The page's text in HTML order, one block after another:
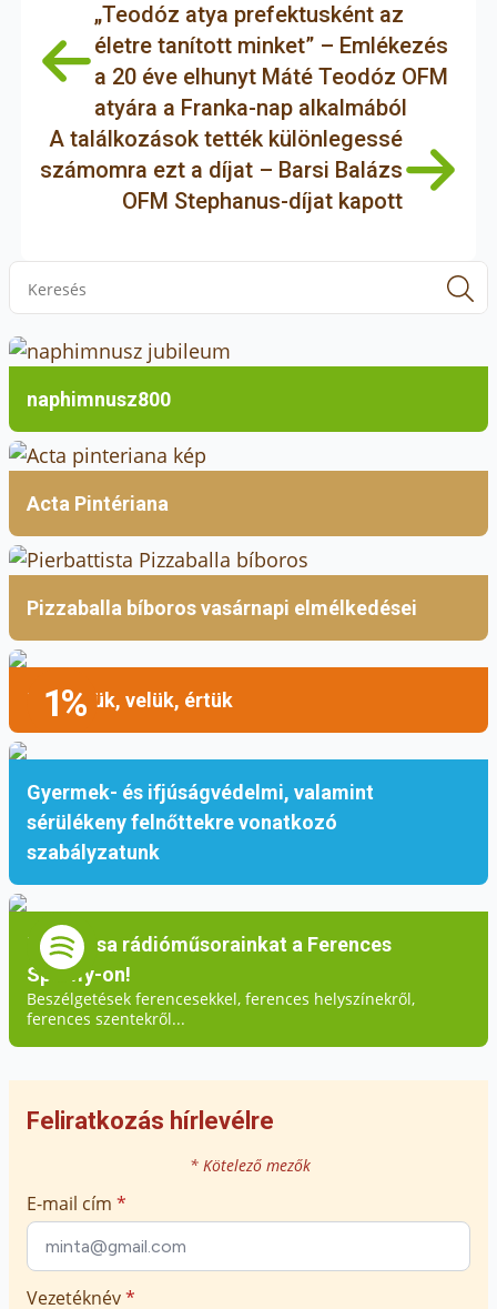
„Teodóz atya prefektusként az
életre tanított minket” – Emlékezés
a 20 éve elhunyt Máté Teodóz OFM
atyára a Franka-nap alkalmából
A találkozások tették különlegessé
számomra ezt a díjat – Barsi Balázs
OFM Stephanus-díjat kapott
naphimnusz800
Acta Pintériana
Pizzaballa bíboros vasárnapi elmélkedései
1%
Mellettük, velük, értük
Gyermek- és ifjúságvédelmi, valamint
sérülékeny felnőttekre vonatkozó
szabályzatunk
Hallgassa rádióműsorainkat a Ferences
Spotify-on!
Beszélgetések ferencesekkel, ferences helyszínekről,
ferences szentekről...
Feliratkozás hírlevélre
* Kötelező mezők
E-mail cím *
Vezetéknév*